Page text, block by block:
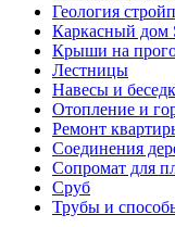
Геология
Каркасный дом
Крыши на
Лестницы
Навесы и
Отопление и
Ремонт
Соединения
Сопромат для
Сруб
Трубы и